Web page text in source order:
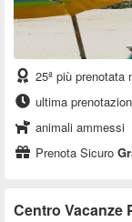
25ª più prenotata
ultima
animali ammessi
Prenota Sicuro
Centro Vacanze